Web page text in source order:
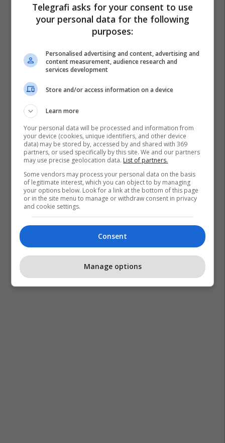
Telegrafi asks for your consent to use
your personal data for the following
purposes:
Personalised advertising and content, advertising and
content measurement, audience research and
services development
Store and/or access information on a device
Learn more
Your personal data will be processed and information from
your device (cookies, unique identifiers, and other device
data) may be stored by, accessed by and shared with 369
partners, or used specifically by this site. We and our partners
may use precise geolocation data. List of partners.
Some vendors may process your personal data on the basis
of legitimate interest, which you can object to by managing
your options below. Look for a link at the bottom of this page
or in the site menu to manage or withdraw consent in privacy
and cookie settings.
Consent
Manage options